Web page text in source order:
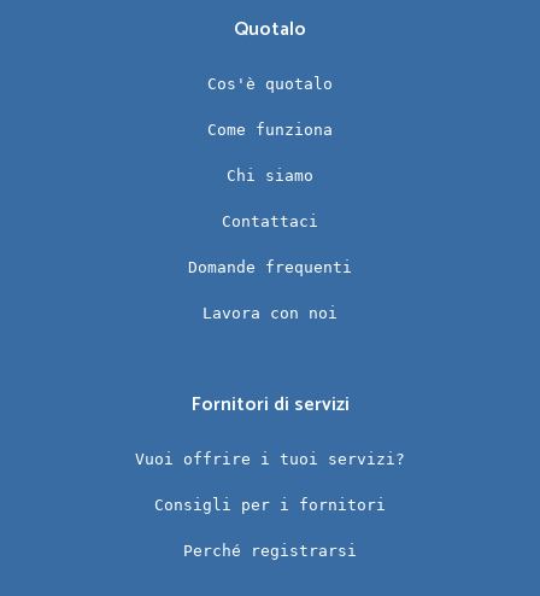
Quotalo
Cos'è quotalo
Come funziona
Chi siamo
Contattaci
Domande frequenti
Lavora con noi
Fornitori di servizi
Vuoi offrire i tuoi servizi?
Consigli per i fornitori
Perché registrarsi